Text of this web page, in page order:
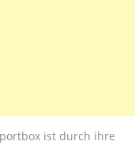
ist durch ihre